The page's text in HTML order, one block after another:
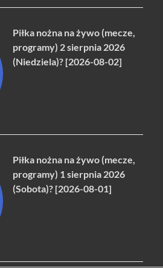
Piłka nożna na żywo (mecze,
programy) 2 sierpnia 2026
(Niedziela)? [2026-08-02]
Piłka nożna na żywo (mecze,
programy) 1 sierpnia 2026
(Sobota)? [2026-08-01]